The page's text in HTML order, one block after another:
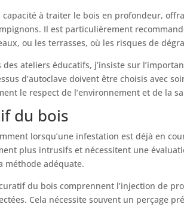
capacité à traiter le bois en profondeur,
Il est particulièrement
ou les terrasses, où les risques de
ateliers éducatifs, j’insiste sur
d’autoclave doivent être choisis avec
le respect de l’environnement et de la
du bois
lorsqu’une infestation est déjà en
plus intrusifs et nécessitent une
méthode adéquate.
du bois comprennent l’injection de
Cela nécessite souvent un perçage